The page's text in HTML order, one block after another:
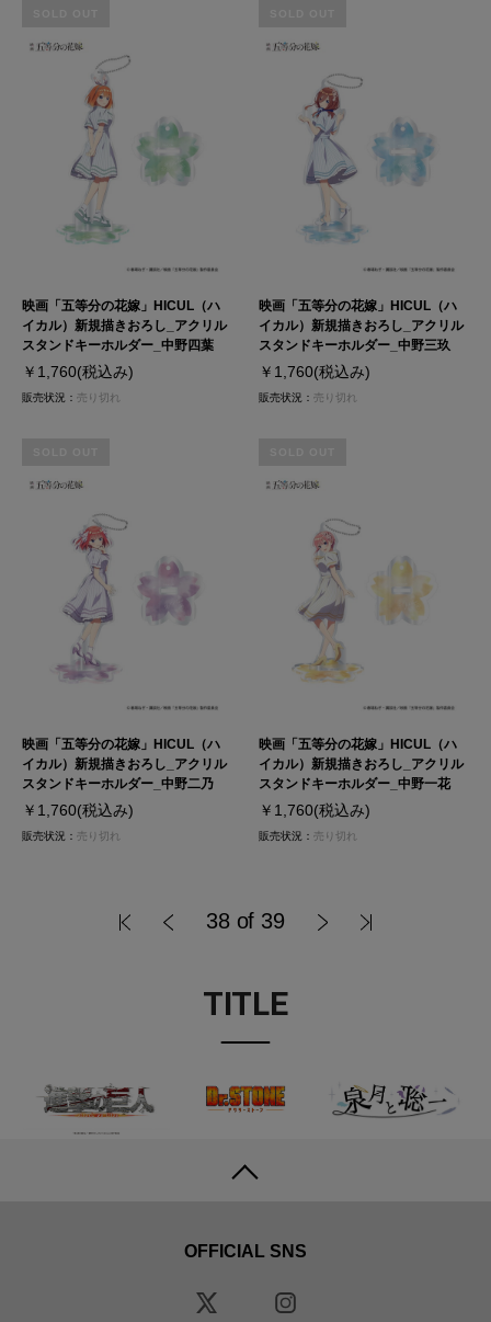
映画「五等分の花嫁」HICUL（ハ
イカル）新規描きおろし_アクリル
スタンドキーホルダー_中野四葉
￥1,760(税込み)
販売状況： 売り切れ
映画「五等分の花嫁」HICUL（ハ
イカル）新規描きおろし_アクリル
スタンドキーホルダー_中野三玖
￥1,760(税込み)
販売状況：売り切れ
映画「五等分の花嫁」HICUL（ハ
イカル）新規描きおろし_アクリル
スタンドキーホルダー_中野二乃
￥1,760(税込み)
販売状況： 売り切れ
映画「五等分の花嫁」HICUL（ハ
イカル）新規描きおろし_アクリル
スタンドキーホルダー_中野一花
￥1,760(税込み)
販売状況：売り切れ
38 of 39
TITLE
OFFICIAL SNS